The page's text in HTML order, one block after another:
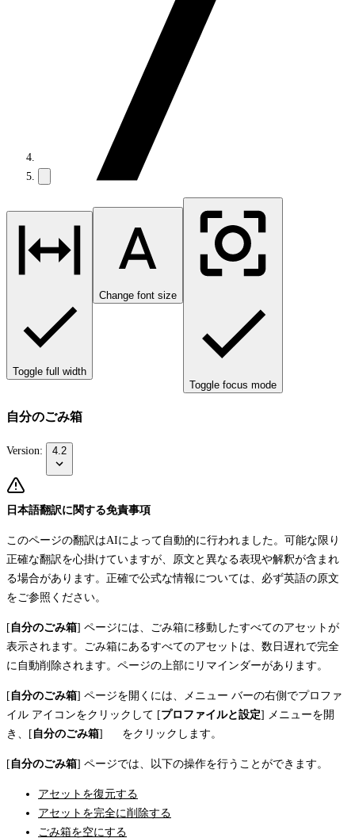
Toggle full width
Change font size
Toggle focus mode
自分のごみ箱
Version: 4.2
日本語翻訳に関する免責事項
このページの翻訳はAIによって自動的に行われました。可能な限り
正確な翻訳を心掛けていますが、原文と異なる表現や解釈が含まれ
る場合があります。正確で公式な情報については、必ず英語の原文
をご参照ください。
[ 自分のごみ箱] ページには、ごみ箱に移動したすべてのアセットが
表示されます。ごみ箱にあるすべてのアセットは、数日遅れで完全
に自動削除されます。ページの上部にリマインダーがあります。
[ 自分のごみ箱] ページを開くには、メニュー バーの右側でプロファ
イル アイコンをクリックして [プロファイルと設定] メニューを開
き、[ 自分のごみ箱] をクリックします。
[ 自分のごみ箱] ページでは、以下の操作を行うことができます。
アセットを復元する
アセットを完全に削除する
ごみ箱を空にする